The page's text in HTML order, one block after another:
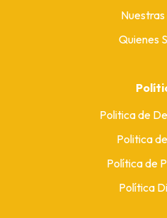
Quienes
Politica de
Politica
Política de
Política